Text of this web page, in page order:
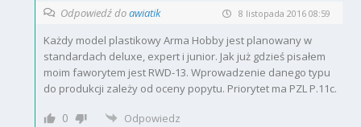
Odpowiedź doawiatik 8 listopada 2016 08:59
Każdy model plastikowy Arma Hobby jest planowany w
standardach deluxe, expert i junior. Jak już gdzieś pisałem
moim faworytem jest RWD-13. Wprowadzenie danego typu
do produkcji zależy od oceny popytu. Priorytet ma PZL P.11c.
0 Odpowiedz